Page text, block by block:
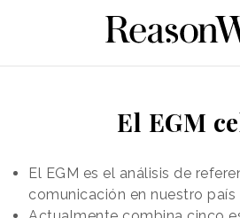
El EGM
El EGM es el análisis de
comunicación en nuestro país